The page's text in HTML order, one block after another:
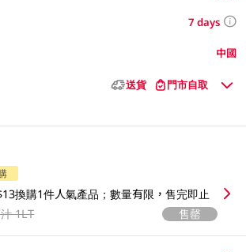
7 days
中國
送貨 門市自取
換購1件人氣產品；數量有限，售完即止
1LT 售罄